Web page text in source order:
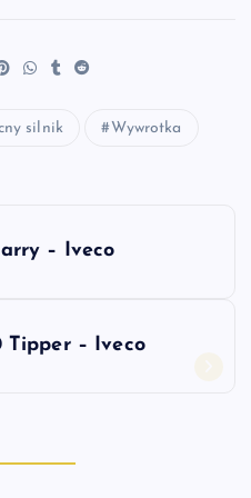
silnik Wywrotka
– Iveco
Tipper – Iveco